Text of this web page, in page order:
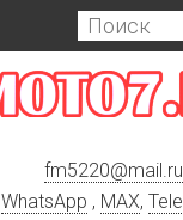
fm5220@mail.ru
WhatsApp , MAX,